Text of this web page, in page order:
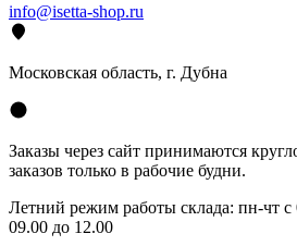
info@isetta-shop.ru
Московская область, г. Дубна
Заказы через сайт принимаются
заказов только в рабочие будни.
Летний режим работы склада: пн-чт с
09.00 до 12.00